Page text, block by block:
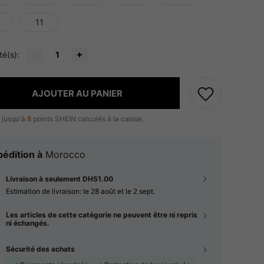
11
AJOUTER AU PANIER
jusqu'à 8 points SHEIN calculés à la caisse.
à Morocco
Livraison à seulement DH51.00
Estimation de livraison: le 28 août et le 2 sept.
Les articles de cette catégorie ne peuvent être ni repris
ni échangés.
Sécurité des achats